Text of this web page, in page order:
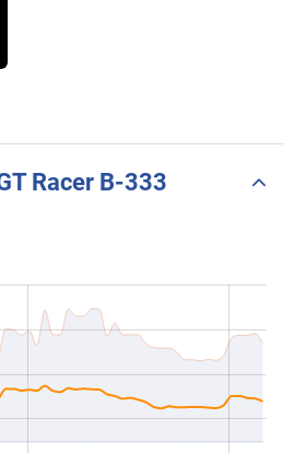
Racer B-333